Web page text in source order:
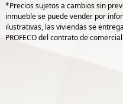
*Precios sujetos a cambios sin
inmueble se puede vender por
ilustrativas, las viviendas se
PROFECO del contrato de